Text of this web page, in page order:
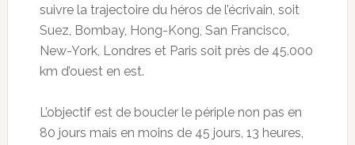
suivre la trajectoire du héros de l’écrivain, soit
Suez, Bombay, Hong-Kong, San Francisco,
New-York, Londres et Paris soit près de 45.000
km d’ouest en est.
L’objectif est de boucler le périple non pas en
80 jours mais en moins de 45 jours, 13 heures,